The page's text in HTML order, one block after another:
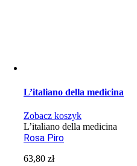
L’italiano della medicina
Zobacz koszyk
L’italiano della medicina
Rosa Piro
63,80zł